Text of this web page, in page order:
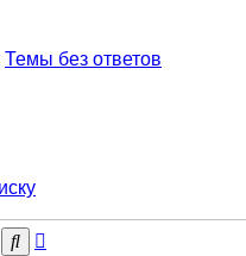
Темы без ответов
Поиск